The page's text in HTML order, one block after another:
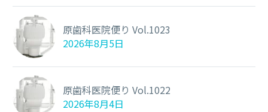
原歯科医院便り Vol.1023
2026年8月5日
原歯科医院便り Vol.1022
2026年8月4日